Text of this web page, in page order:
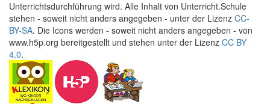
Unterrichtsdurchführung wird. Alle Inhalt von Unterricht.Schule
stehen - soweit nicht anders angegeben - unter der Lizenz CC-
BY-SA. Die Icons werden - soweit nicht anders angegeben - von
www.h5p.org bereitgestellt und stehen unter der Lizenz CC BY
4.0.